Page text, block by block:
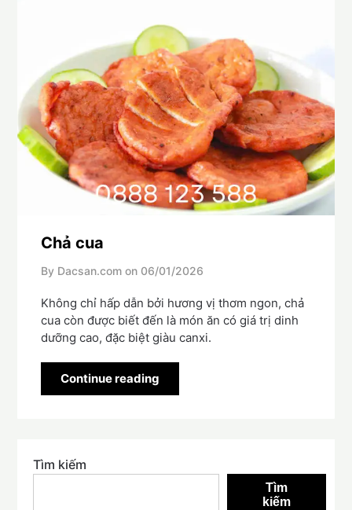
Chả cua
By Dacsan.com on 06/01/2026
Không chỉ hấp dẫn bởi hương vị thơm ngon, chả
cua còn được biết đến là món ăn có giá trị dinh
dưỡng cao, đặc biệt giàu canxi.
Continue reading
Tìm kiếm
Tìm
kiếm